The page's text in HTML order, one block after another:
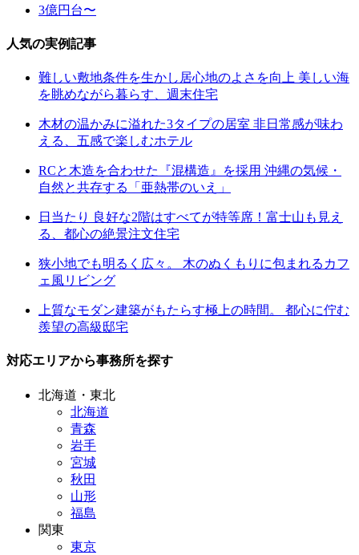
3億円台〜
人気の実例記事
難しい敷地条件を生かし居心地のよさを向上 美しい海
を眺めながら暮らす、週末住宅
木材の温かみに溢れた3タイプの居室 非日常感が味わ
える、五感で楽しむホテル
RCと木造を合わせた『混構造』を採用 沖縄の気候・
自然と共存する「亜熱帯のいえ」
日当たり 良好な2階はすべてが特等席！富士山も見え
る、都心の絶景注文住宅
狭小地でも明るく広々。 木のぬくもりに包まれるカフ
ェ風リビング
上質なモダン建築がもたらす極上の時間。 都心に佇む
羨望の高級邸宅
対応エリアから事務所を探す
北海道・東北
北海道
青森
岩手
宮城
秋田
山形
福島
関東
東京